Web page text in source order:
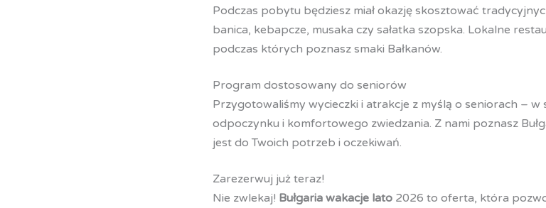
Podczas pobytu będziesz miał okazję skosztować
banica, kebapcze, musaka czy sałatka szopska. Lokalne
podczas których poznasz smaki Bałkanów.
Program dostosowany do seniorów
Przygotowaliśmy wycieczki i atrakcje z myślą o seniorach –
odpoczynku i komfortowego zwiedzania. Z nami poznasz
jest do Twoich potrzeb i oczekiwań.
Zarezerwuj już teraz!
Nie zwlekaj! Bułgaria wakacje lato 2026 to oferta, która